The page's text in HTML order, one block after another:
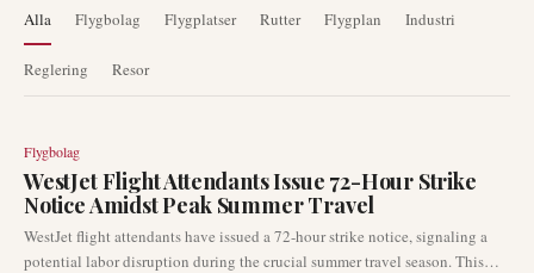
Alla Flygbolag Flygplatser Rutter Flygplan Industri
Reglering Resor
Flygbolag
WestJet Flight Attendants Issue 72-Hour Strike
Notice Amidst Peak Summer Travel
WestJet flight attendants have issued a 72-hour strike notice, signaling a
potential labor disruption during the crucial summer travel season. This